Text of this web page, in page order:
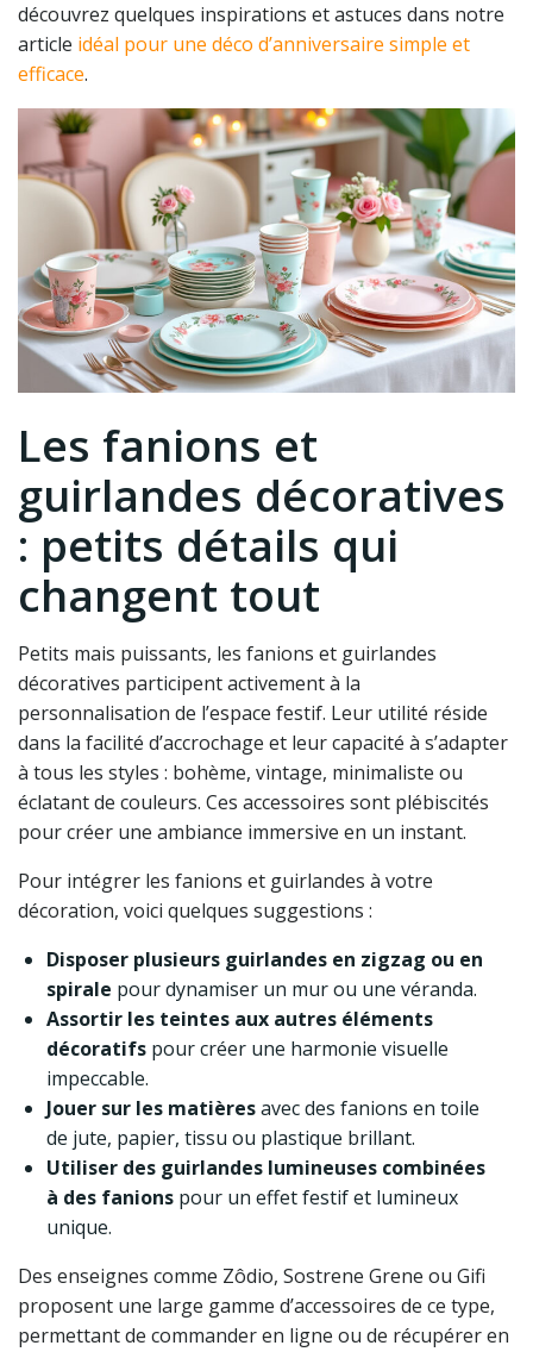
découvrez quelques inspirations et astuces dans notre
article idéal pour une déco d’anniversaire simple et
efficace.
Les fanions et
guirlandes décoratives
: petits détails qui
changent tout
Petits mais puissants, les fanions et guirlandes
décoratives participent activement à la
personnalisation de l’espace festif. Leur utilité réside
dans la facilité d’accrochage et leur capacité à s’adapter
à tous les styles : bohème, vintage, minimaliste ou
éclatant de couleurs. Ces accessoires sont plébiscités
pour créer une ambiance immersive en un instant.
Pour intégrer les fanions et guirlandes à votre
décoration, voici quelques suggestions :
Disposer plusieurs guirlandes en zigzag ou en
spirale pour dynamiser un mur ou une véranda.
Assortir les teintes aux autres éléments
décoratifs pour créer une harmonie visuelle
impeccable.
Jouer sur les matièresavec des fanions en toile
de jute, papier, tissu ou plastique brillant.
Utiliser des guirlandes lumineuses combinées
à des fanions pour un effet festif et lumineux
unique.
Des enseignes comme Zôdio, Sostrene Grene ou Gifi
proposent une large gamme d’accessoires de ce type,
permettant de commander en ligne ou de récupérer en